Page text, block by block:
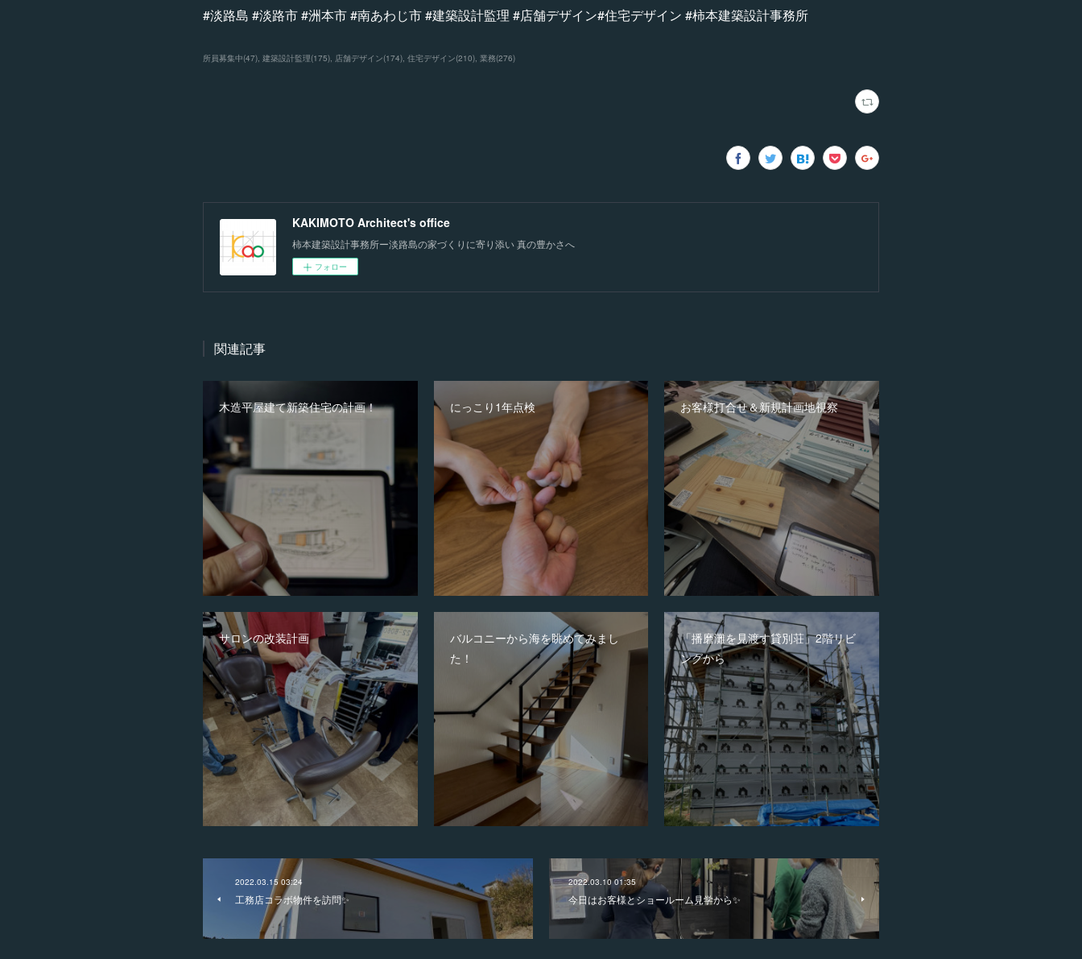
#淡路島 #淡路市 #洲本市 #南あわじ市 #建築設計監理 #店舗デザイン#住宅デザイン #柿本建築設計事務所
所員募集中(47) 建築設計監理(175) 店舗デザイン(174) 住宅デザイン(210) 業務(276)
KAKIMOTO Architect's office
柿本建築設計事務所ー淡路島の家づくりに寄り添い 真の豊かさへ
フォロー
関連記事
木造平屋建て新築住宅の計画！ にっこり1年点検 お客様打合せ＆新規計画地視察
サロンの改装計画
バルコニーから海を眺めてみまし
た！
「播磨灘を見渡す貸別荘」2階リビ
ングから
2022.03.15 03:24
工務店コラボ物件を訪問✨
2022.03.10 01:35
今日はお客様とショールーム見学から✨